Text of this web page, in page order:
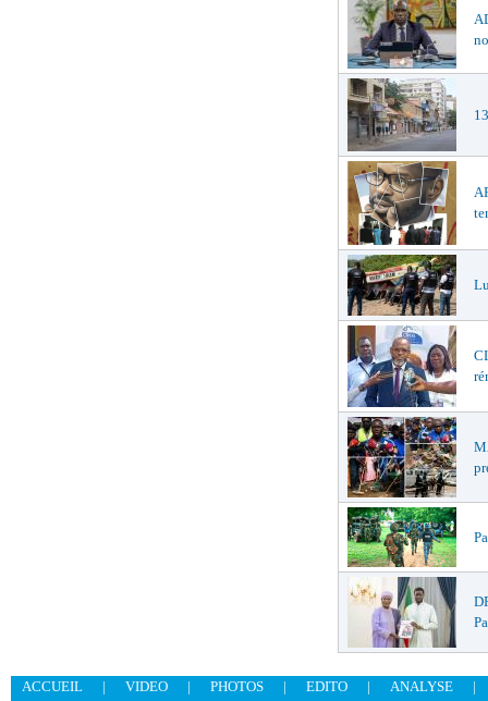
ACCUEIL | VIDEO | PHOTOS | EDITO | ANALYSE
|